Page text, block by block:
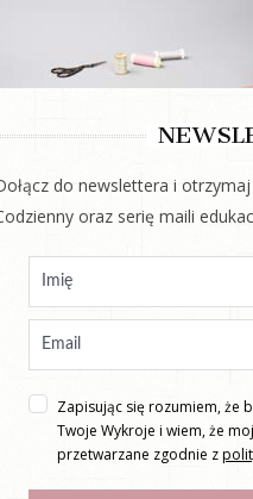
do newslettera i
oraz serię maili
Zapisując się rozumiem, że
Twoje Wykroje i wiem, że
przetwarzane zgodnie z